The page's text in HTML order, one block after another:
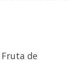
de